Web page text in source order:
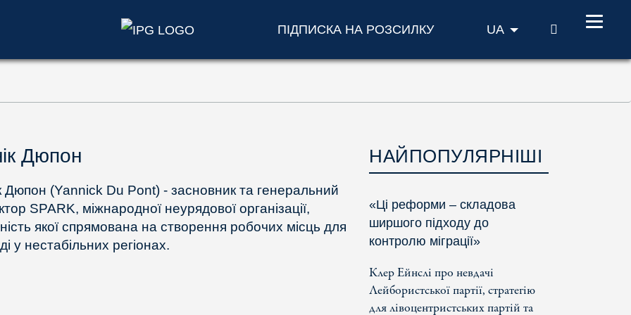
ПІДПИСКА НА РОЗСИЛКУ UA ПОШУК
Дюпон
Дюпон (Yannick Du Pont) - засновник та генеральний
SPARK, міжнародної неурядової організації,
якої спрямована на створення робочих місць для
у нестабільних регіонах.
НАЙПОПУЛЯРНІШІ
«Ці реформи – складова
ширшого підходу до
контролю міграції»
Клер Ейнслі про невдачі
Лейбористської партії, стратегію
для лівоцентристських партій та